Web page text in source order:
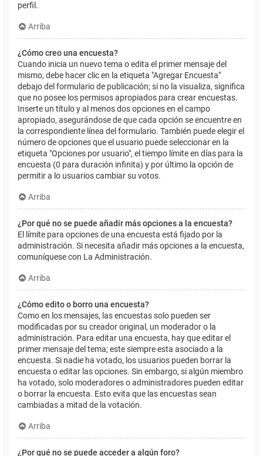
perfil.
Arriba
¿Cómo creo una encuesta?
Cuando inicia un nuevo tema o edita el primer mensaje del
mismo, debe hacer clic en la etiqueta "Agregar Encuesta"
debajo del formulario de publicación; si no la visualiza, significa
que no posee los permisos apropiados para crear encuestas.
Inserte un título y al menos dos opciones en el campo
apropiado, asegurándose de que cada opción se encuentre en
la correspondiente línea del formulario. También puede elegir el
número de opciones que el usuario puede seleccionar en la
etiqueta "Opciones por usuario", el tiempo límite en días para la
encuesta (0 para duración infinita) y por último la opción de
permitir a lo usuarios cambiar su votos.
Arriba
¿Por qué no se puede añadir más opciones a la encuesta?
El límite para opciones de una encuesta está fijado por la
administración. Si necesita añadir más opciones a la encuesta,
comuníquese con La Administración.
Arriba
¿Cómo edito o borro una encuesta?
Como en los mensajes, las encuestas solo pueden ser
modificadas por su creador original, un moderador o la
administración. Para editar una encuesta, hay que editar el
primer mensaje del tema; este siempre esta asociado a la
encuesta. Si nadie ha votado, los usuarios pueden borrar la
encuesta o editar las opciones. Sin embargo, si algún miembro
ha votado, solo moderadores o administradores pueden editar
o borrar la encuesta. Esto evita que las encuestas sean
cambiadas a mitad de la votación.
Arriba
¿Por qué no se puede acceder a algún foro?